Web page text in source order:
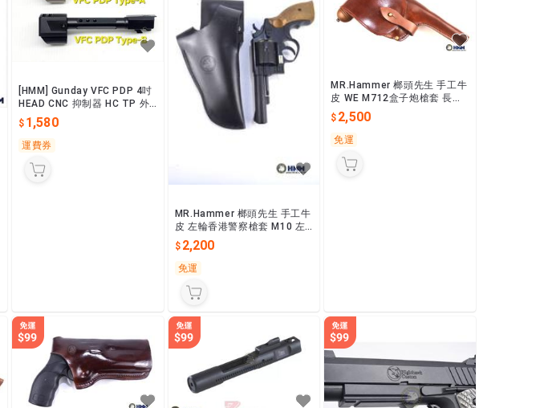
[HMM] Gunday VFC PDP 4吋
HEAD CNC 抑制器 HC TP 外
管 不跌管 兩款
1,580
運費券
MR.Hammer 榔頭先生 手工牛
皮 左輪香港警察槍套 M10 左
右手皆可客製
2,200
免運
MR.Hammer 榔頭先生 手工牛
皮 WE M712盒子炮槍套 長彈
匣可直上 左右手皆可客製
2,500
免運